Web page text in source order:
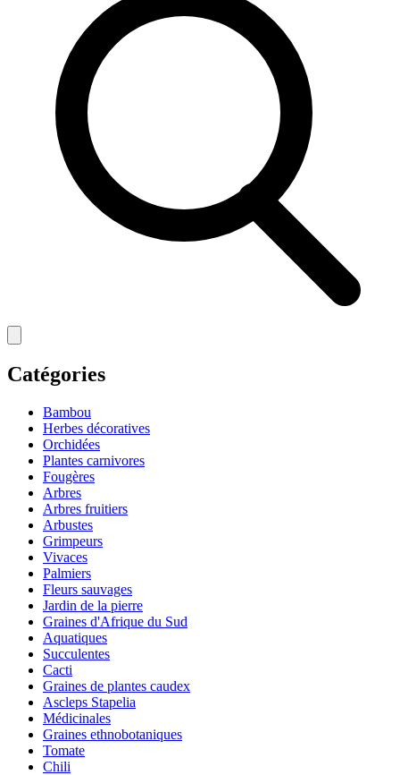
Catégories
Bambou
Herbes décoratives
Orchidées
Plantes carnivores
Fougères
Arbres
Arbres fruitiers
Arbustes
Grimpeurs
Vivaces
Palmiers
Fleurs sauvages
Jardin de la pierre
Graines d'Afrique du Sud
Aquatiques
Succulentes
Cacti
Graines de plantes caudex
Ascleps Stapelia
Médicinales
Graines ethnobotaniques
Tomate
Chili